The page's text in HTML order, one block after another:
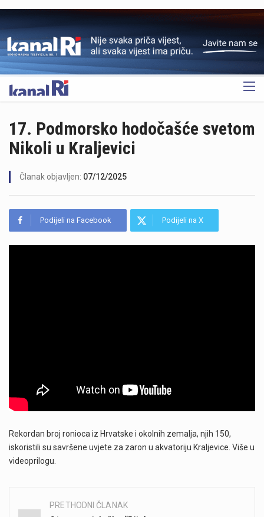
OGLAS
17. Podmorsko hodočašće svetom
Nikoli u Kraljevici
Članak objavljen: 07/12/2025
Podijeli na Facebook Podijeli na X
Rekordan broj ronioca iz Hrvatske i okolnih zemalja, njih 150,
iskoristili su savršene uvjete za zaron u akvatoriju Kraljevice. Više u
videoprilogu.
Post
PRETHODNI ČLANAK